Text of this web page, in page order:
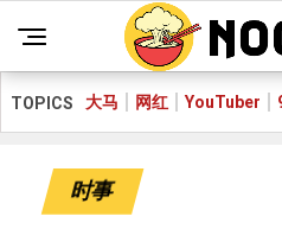
TOPICS 大马 网红 YouTuber
时事